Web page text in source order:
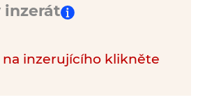
inzerát
inzerujícího klikněte